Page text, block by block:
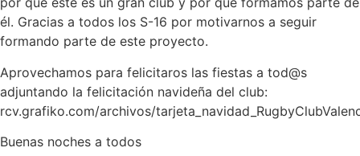
él. Gracias a todos los S-16 por motivarnos a seguir
formando parte de este proyecto.
Aprovechamos para felicitaros las fiestas a tod@s
adjuntando la felicitación navideña del club:
rcv.grafiko.com/archivos/
Buenas noches a todos